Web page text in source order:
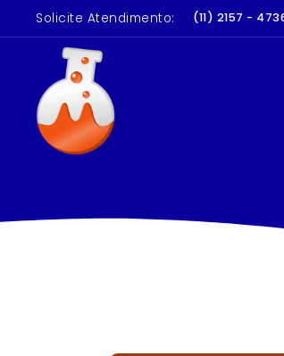
Solicite Atendimento: (11) 2157 -
E QUALIFICAÇÃO